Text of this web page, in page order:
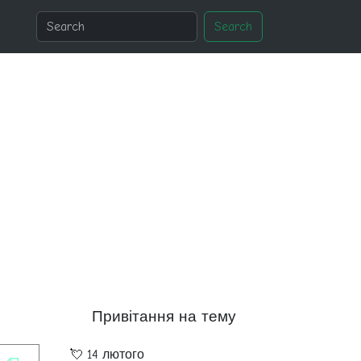
Search
Привітання на тему
💘 14 лютого